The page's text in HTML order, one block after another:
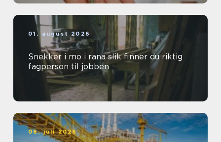
01. august 2026
Snekker i mo i rana slik finner du riktig
fagperson til jobben
06. juli 2026